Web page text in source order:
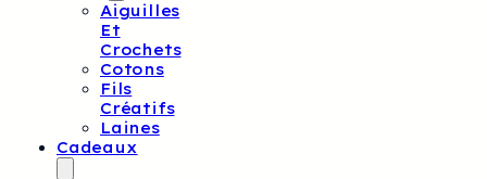
Aiguilles
Et
Crochets
Cotons
Fils
Créatifs
Laines
Cadeaux